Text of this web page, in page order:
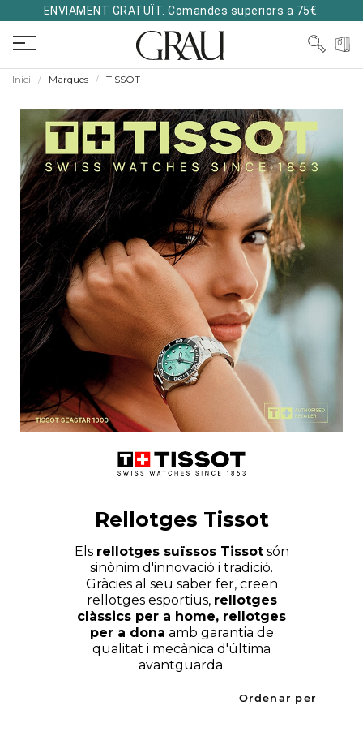
ENVIAMENT GRATUÏT. Comandes superiors a 75€.
Inici Marques TISSOT
Rellotges Tissot
Els rellotges suïssos Tissotsón
sinònim d'innovació i tradició.
Gràcies al seu saber fer, creen
rellotges esportius, rellotges
clàssics per a home, rellotges
per a dona amb garantia de
qualitat i mecànica d'última
avantguarda.
Ordenar per